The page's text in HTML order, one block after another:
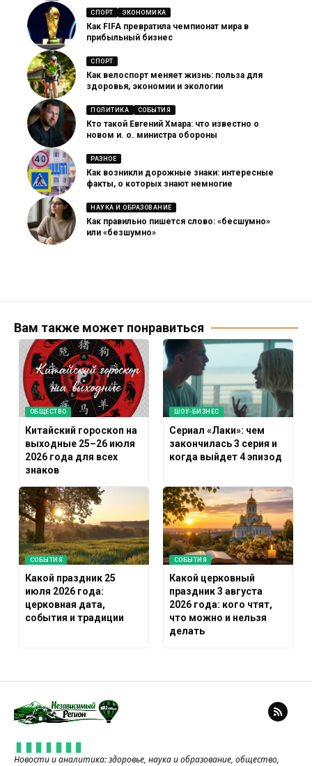
СПОРТ ЭКОНОМИКА
Как FIFA превратила чемпионат мира в
прибыльный бизнес
СПОРТ
Как велоспорт меняет жизнь: польза для
здоровья, экономии и экологии
ПОЛИТИКА СОБЫТИЯ
Кто такой Евгений Хмара: что известно о
новом и. о. министра обороны
РАЗНОЕ
Как возникли дорожные знаки: интересные
факты, о которых знают немногие
НАУКА И ОБРАЗОВАНИЕ
Как правильно пишется слово: «бесшумно»
или «безшумно»
Вам также может понравиться
ОБЩЕСТВО
Китайский гороскоп на
выходные 25–26 июля
2026 года для всех
знаков
ШОУ-БИЗНЕС
Сериал «Лаки»: чем
закончилась 3 серия и
когда выйдет 4 эпизод
СОБЫТИЯ
Какой праздник 25
июля 2026 года:
церковная дата,
события и традиции
СОБЫТИЯ
Какой церковный
праздник 3 августа
2026 года: кого чтят,
что можно и нельзя
делать
Новости и аналитика: здоровье, наука и образование, общество,